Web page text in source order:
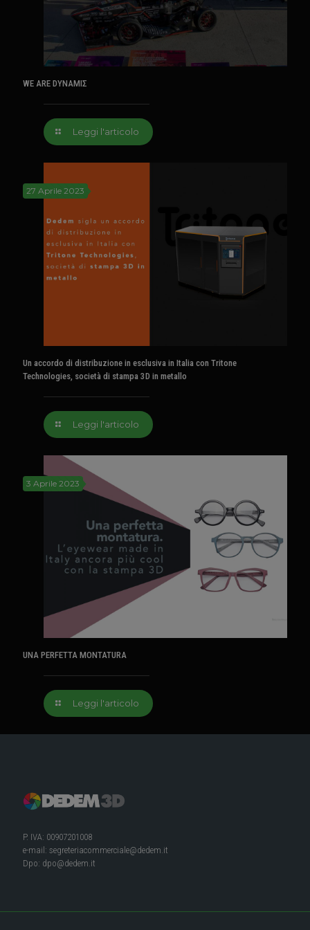
WE ARE DYNAMIΣ
Leggi l'articolo
27 Aprile 2023
Un accordo di distribuzione in esclusiva in Italia con Tritone
Technologies, società di stampa 3D in metallo
Leggi l'articolo
3 Aprile 2023
UNA PERFETTA MONTATURA
Leggi l'articolo
P. IVA: 00907201008
e-mail: segreteriacommerciale@dedem.it
Dpo: dpo@dedem.it